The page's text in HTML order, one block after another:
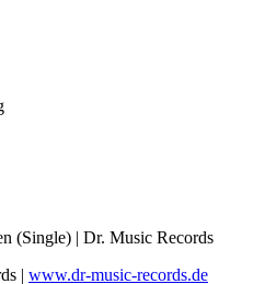
(Single) | Dr. Music Records
| www.dr-music-records.de